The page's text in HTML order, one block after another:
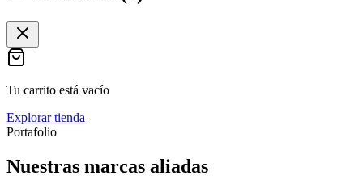
Tu carrito está vacío
Explorar tienda
Portafolio
Nuestras marcas aliadas